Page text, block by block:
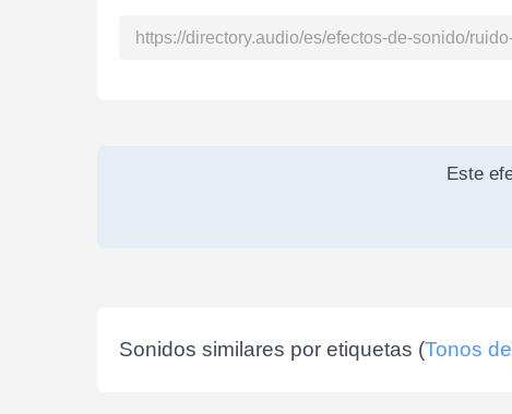
Este
Sonidos similares por etiquetas (Tonos